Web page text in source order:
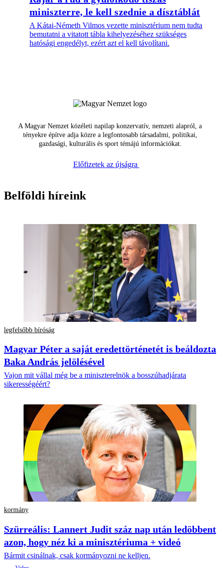
miniszterre, le kell szednie a dísztáblát
A Kátai-Németh Vilmos vezette minisztérium nem tudta
bemutatni a vitatott tábla kihelyezéséhez szükséges
hatósági engedélyt, ezért azt el kell távolítani.
A Magyar Nemzet közéleti napilap konzervatív, nemzeti alapról, a
tényekre építve adja közre a legfontosabb társadalmi, politikai,
gazdasági, kulturális és sport témájú információkat.
Előfizetek az újságra
Belföldi híreink
legfelsőbb bíróság
Magyar Péter a saját eredettörténetét is beáldozta
Baka András jelölésével
Vajon mit vállal még be a miniszterelnök a bosszúhadjárata
sikerességéért?
kormány
Szürreális: Lannert Judit száz nap után ledöbbent
azon, hogy néz ki a minisztériuma + videó
Bármit csinálnak, csak kormányozni ne kelljen.